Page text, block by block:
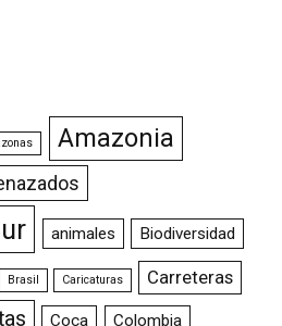
Amazonia
animales Biodiversidad
Brasil Caricaturas Carreteras
Coca Colombia